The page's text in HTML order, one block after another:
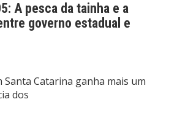
A pesca da tainha e a
governo estadual e
Santa Catarina ganha mais um
dos